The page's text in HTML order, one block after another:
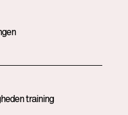
training